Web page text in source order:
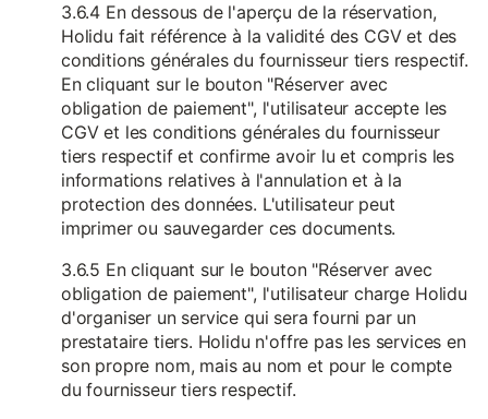
3.6.4 En dessous de l'aperçu de la réservation,
Holidu fait référence à la validité des CGV et des
conditions générales du fournisseur tiers respectif.
En cliquant sur le bouton "Réserver avec
obligation de paiement", l'utilisateur accepte les
CGV et les conditions générales du fournisseur
tiers respectif et confirme avoir lu et compris les
informations relatives à l'annulation et à la
protection des données. L'utilisateur peut
imprimer ou sauvegarder ces documents.
3.6.5 En cliquant sur le bouton "Réserver avec
obligation de paiement", l'utilisateur charge Holidu
d'organiser un service qui sera fourni par un
prestataire tiers. Holidu n'offre pas les services en
son propre nom, mais au nom et pour le compte
du fournisseur tiers respectif.